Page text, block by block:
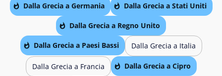
Dalla Grecia a Germania Dalla Grecia a Stati Uniti
Dalla Grecia a Regno Unito
Dalla Grecia a Paesi Bassi Dalla Grecia a Italia
Dalla Grecia a Francia Dalla Grecia a Cipro